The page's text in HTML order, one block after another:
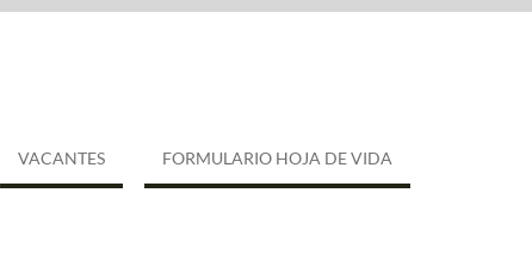
VACANTES FORMULARIO HOJA DE VIDA